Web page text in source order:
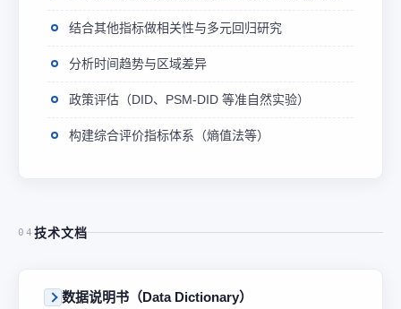
结合其他指标做相关性与多元回归研究
分析时间趋势与区域差异
政策评估（DID、PSM-DID 等准自然实验）
构建综合评价指标体系（熵值法等）
04 技术文档
数据说明书（Data Dictionary）